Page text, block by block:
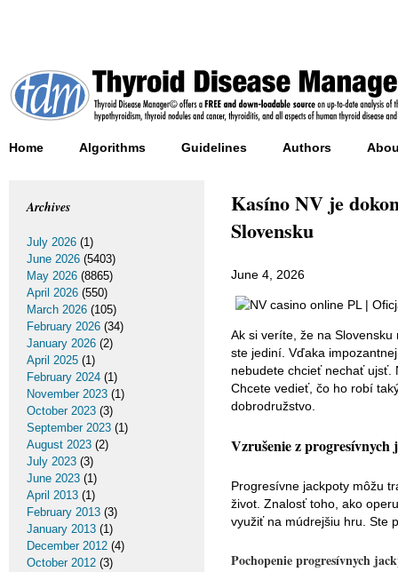
Home Algorithms Guidelines Authors
Kasíno NV je
Slovensku
June 4, 2026
Ak si veríte, že na
ste jediní. Vďaka
nebudete chcieť nechať ujsť.
Chcete vedieť, čo ho robí
dobrodružstvo.
Vzrušenie z progresívnych
Progresívne jackpoty môžu
život. Znalosť toho, ako
využiť na múdrejšiu hru. Ste
Pochopenie progresívnych
Archives
July 2026 (1)
June 2026 (5403)
May 2026 (8865)
April 2026 (550)
March 2026 (105)
February 2026 (34)
January 2026 (2)
April 2025 (1)
February 2024 (1)
November 2023 (1)
October 2023 (3)
September 2023 (1)
August 2023 (2)
July 2023 (3)
June 2023 (1)
April 2013 (1)
February 2013 (3)
January 2013 (1)
December 2012 (4)
October 2012 (3)